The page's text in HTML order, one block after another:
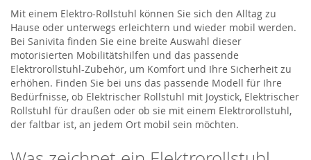
Mit einem Elektro-Rollstuhl können Sie sich den Alltag zu
Hause oder unterwegs erleichtern und wieder mobil werden.
Bei Sanivita finden Sie eine breite Auswahl dieser
motorisierten Mobilitätshilfen und das passende
Elektrorollstuhl-Zubehör, um Komfort und Ihre Sicherheit zu
erhöhen. Finden Sie bei uns das passende Modell für Ihre
Bedürfnisse, ob Elektrischer Rollstuhl mit Joystick, Elektrischer
Rollstuhl für draußen oder ob sie mit einem Elektrorollstuhl,
der faltbar ist, an jedem Ort mobil sein möchten.